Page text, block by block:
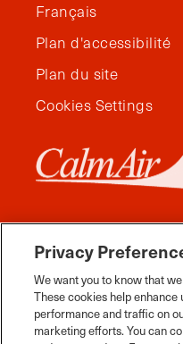
Français
Plan d'accessibilité
Plan du site
Cookies Settings
Privacy
We want you to know that
These cookies help
performance and traffic on
marketing efforts. You can